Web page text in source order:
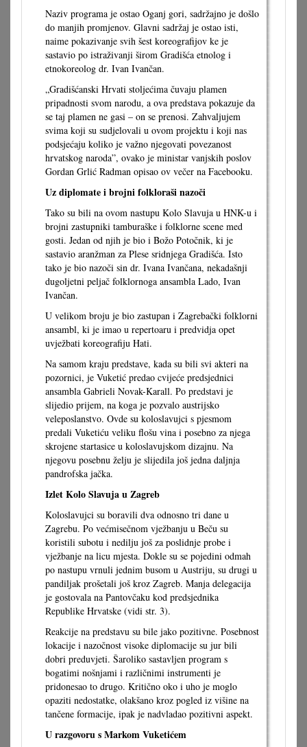
Naziv programa je ostao Oganj gori, sadržajno je došlo
do manjih promjenov. Glavni sadržaj je ostao isti,
naime pokazivanje svih šest koreografijov ke je
sastavio po istraživanji širom Gradišća etnolog i
etnokoreolog dr. Ivan Ivančan.
„Gradišćanski Hrvati stoljećima čuvaju plamen
pripadnosti svom narodu, a ova predstava pokazuje da
se taj plamen ne gasi – on se prenosi. Zahvaljujem
svima koji su sudjelovali u ovom projektu i koji nas
podsjećaju koliko je važno njegovati povezanost
hrvatskog naroda”, ovako je ministar vanjskih poslov
Gordan Grlić Radman opisao ov večer na Facebooku.
Uz diplomate i brojni folkloraši nazoči
Tako su bili na ovom nastupu Kolo Slavuja u HNK-u i
brojni zastupniki tamburaške i folklorne scene med
gosti. Jedan od njih je bio i Božo Potočnik, ki je
sastavio aranžman za Plese sridnjega Gradišća. Isto
tako je bio nazoči sin dr. Ivana Ivančana, nekadašnji
dugoljetni peljač folklornoga ansambla Lado, Ivan
Ivančan.
U velikom broju je bio zastupan i Zagrebački folklorni
ansambl, ki je imao u repertoaru i predvidja opet
uvježbati koreografiju Hati.
Na samom kraju predstave, kada su bili svi akteri na
pozornici, je Vuketić predao cvijeće predsjednici
ansambla Gabrieli Novak-Karall. Po predstavi je
slijedio prijem, na koga je pozvalo austrijsko
veleposlanstvo. Ovde su koloslavujci s pjesmom
predali Vuketiću veliku flošu vina i posebno za njega
skrojene startasice u koloslavujskom dizajnu. Na
njegovu posebnu želju je slijedila još jedna daljnja
pandrofska jačka.
Izlet Kolo Slavuja u Zagreb
Koloslavujci su boravili dva odnosno tri dane u
Zagrebu. Po većmisečnom vježbanju u Beču su
koristili subotu i nedilju još za poslidnje probe i
vježbanje na licu mjesta. Dokle su se pojedini odmah
po nastupu vrnuli jednim busom u Austriju, su drugi u
pandiljak prošetali još kroz Zagreb. Manja delegacija
je gostovala na Pantovčaku kod predsjednika
Republike Hrvatske (vidi str. 3).
Reakcije na predstavu su bile jako pozitivne. Posebnost
lokacije i nazočnost visoke diplomacije su jur bili
dobri preduvjeti. Šaroliko sastavljen program s
bogatimi nošnjami i različnimi instrumenti je
pridonesao to drugo. Kritično oko i uho je moglo
opaziti nedostatke, olakšano kroz pogled iz višine na
tančene formacije, ipak je nadvladao pozitivni aspekt.
U razgovoru s Markom Vuketićem